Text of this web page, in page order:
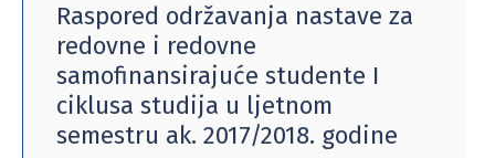
Raspored održavanja nastave za
redovne i redovne
samofinansirajuće studente I
ciklusa studija u ljetnom
semestru ak. 2017/2018. godine